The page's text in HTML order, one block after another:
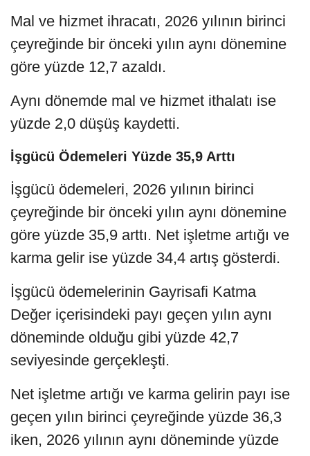
Mal ve hizmet ihracatı, 2026 yılının birinci
çeyreğinde bir önceki yılın aynı dönemine
göre yüzde 12,7 azaldı.
Aynı dönemde mal ve hizmet ithalatı ise
yüzde 2,0 düşüş kaydetti.
İşgücü Ödemeleri Yüzde 35,9 Arttı
İşgücü ödemeleri, 2026 yılının birinci
çeyreğinde bir önceki yılın aynı dönemine
göre yüzde 35,9 arttı. Net işletme artığı ve
karma gelir ise yüzde 34,4 artış gösterdi.
İşgücü ödemelerinin Gayrisafi Katma
Değer içerisindeki payı geçen yılın aynı
döneminde olduğu gibi yüzde 42,7
seviyesinde gerçekleşti.
Net işletme artığı ve karma gelirin payı ise
geçen yılın birinci çeyreğinde yüzde 36,3
iken, 2026 yılının aynı döneminde yüzde